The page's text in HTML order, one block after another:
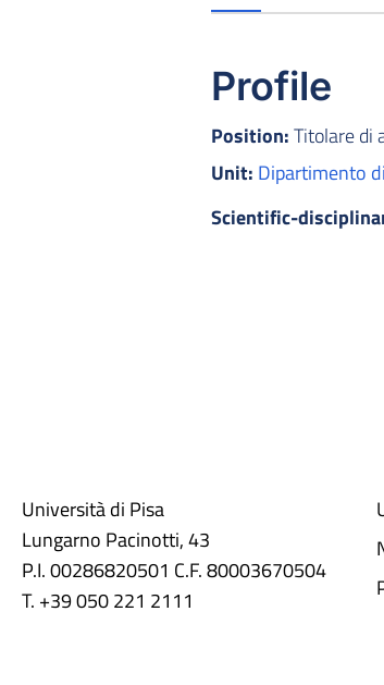
Profile
Position:Titolare di
Unit: Dipartimento
Scientific-
Università di Pisa
Lungarno Pacinotti, 43
P.I. 00286820501 C.F. 80003670504
T. +39 050 221 2111